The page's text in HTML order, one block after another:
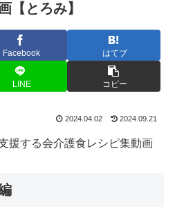
【とろみ】
Facebook はてブ
LINE コピー
2024.04.02 2024.09.21
援する会介護食レシピ集動画